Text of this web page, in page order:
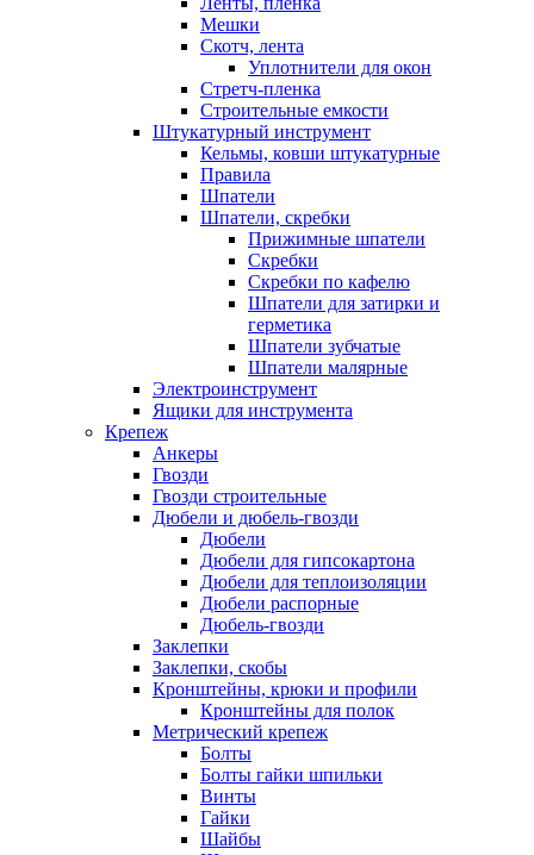
Мешки
Скотч, лента
Уплотнители для окон
Стретч-пленка
Строительные емкости
Штукатурный инструмент
Кельмы, ковши штукатурные
Правила
Шпатели
Шпатели, скребки
Прижимные шпатели
Скребки
Скребки по кафелю
Шпатели для затирки и
герметика
Шпатели зубчатые
Шпатели малярные
Электроинструмент
Ящики для инструмента
Крепеж
Анкеры
Гвозди
Гвозди строительные
Дюбели и дюбель-гвозди
Дюбели
Дюбели для гипсокартона
Дюбели для теплоизоляции
Дюбели распорные
Дюбель-гвозди
Заклепки
Заклепки, скобы
Кронштейны, крюки и профили
Кронштейны для полок
Метрический крепеж
Болты
Болты гайки шпильки
Винты
Гайки
Шайбы